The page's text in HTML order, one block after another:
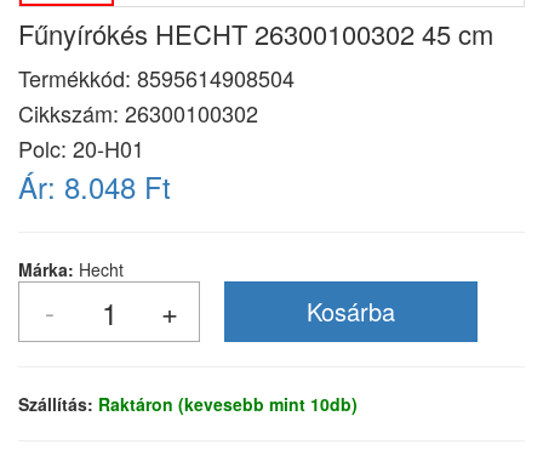
Fűnyírókés HECHT 26300100302 45 cm
Termékkód: 8595614908504
Cikkszám: 26300100302
Polc: 20-H01
Ár: 8.048 Ft
Márka: Hecht
Szállítás: Raktáron (kevesebb mint 10db)